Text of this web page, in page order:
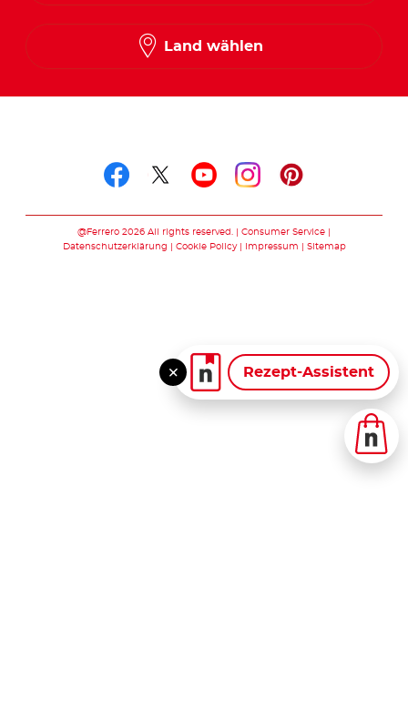
Rezept-Assistent
Land wählen
@Ferrero 2026 All rights reserved.
Consumer Service
Datenschutzerklärung
Cookie Policy Impressum Sitemap